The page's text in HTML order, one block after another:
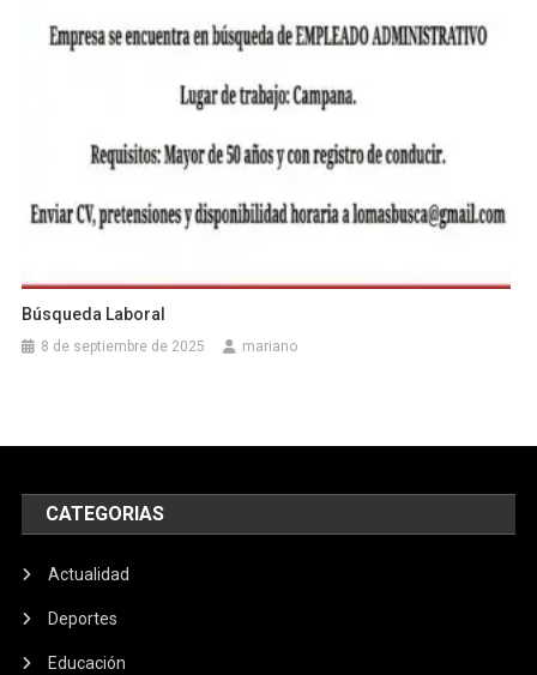
Búsqueda Laboral
8 de septiembre de 2025 mariano
CATEGORIAS
Actualidad
Deportes
Educación